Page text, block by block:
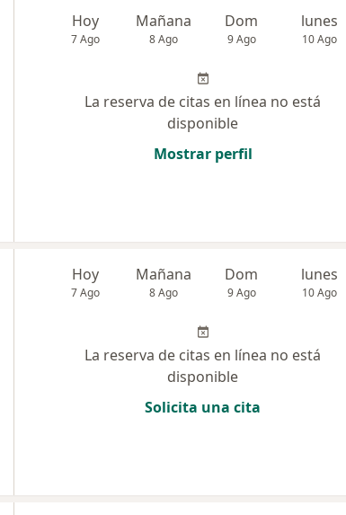
Hoy
7 Ago
Mañana
8 Ago
Dom
9 Ago
lunes
10 Ago
La reserva de citas en línea no está
disponible
Mostrar perfil
Hoy
7 Ago
Mañana
8 Ago
Dom
9 Ago
lunes
10 Ago
La reserva de citas en línea no está
disponible
Solicita una cita